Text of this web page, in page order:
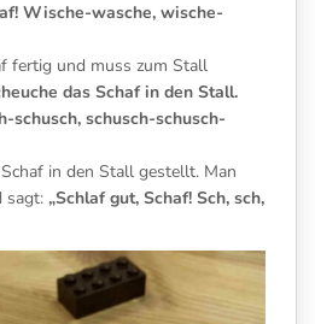
Wische-wasche, wische-
fertig und muss zum Stall
das Schaf in den Stall.
schusch, schusch-schusch-
in den Stall gestellt. Man
sagt: „Schlaf gut, Schaf! Sch, sch,